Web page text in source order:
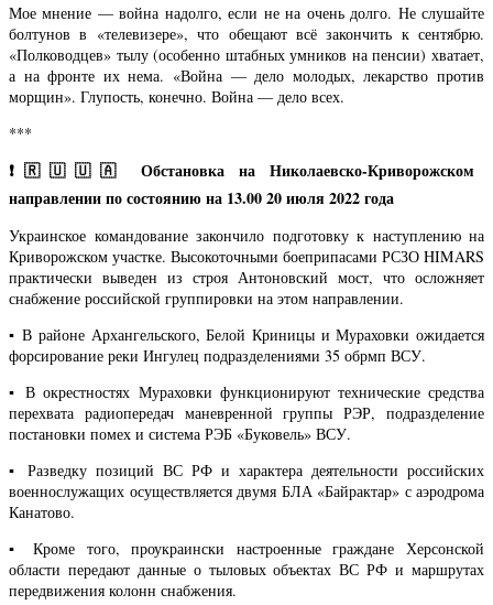
Мое мнение — война надолго, если не на очень долго. Не слушайте
болтунов в «телевизере», что обещают всё закончить к сентябрю.
«Полководцев» тылу (особенно штабных умников на пенсии) хватает,
а на фронте их нема. «Война — дело молодых, лекарство против
морщин». Глупость, конечно. Война — дело всех.
***
❗🇷🇺🇺🇦 Обстановка на Николаевско-Криворожском
направлении по состоянию на 13.00 20 июля 2022 года
Украинское командование закончило подготовку к наступлению на
Криворожском участке. Высокоточными боеприпасами РСЗО HIMARS
практически выведен из строя Антоновский мост, что осложняет
снабжение российской группировки на этом направлении.
▪️ В районе Архангельского, Белой Криницы и Мураховки ожидается
форсирование реки Ингулец подразделениями 35 обрмп ВСУ.
▪️ В окрестностях Мураховки функционируют технические средства
перехвата радиопередач маневренной группы РЭР, подразделение
постановки помех и система РЭБ «Буковель» ВСУ.
▪️ Разведку позиций ВС РФ и характера деятельности российских
военнослужащих осуществляется двумя БЛА «Байрактар» с аэродрома
Канатово.
▪️ Кроме того, проукраински настроенные граждане Херсонской
области передают данные о тыловых объектах ВС РФ и маршрутах
передвижения колонн снабжения.